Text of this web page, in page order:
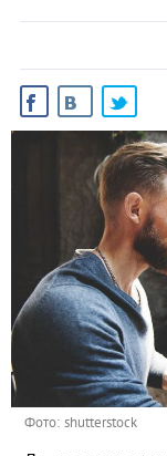
Фото: shutterstock